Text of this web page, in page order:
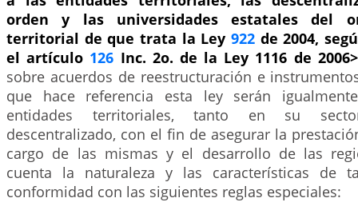
orden y las universidades estatales del
territorial de que trata la Ley 922 de 2004,
el artículo 126 Inc. 2o. de la Ley 1116 de
sobre acuerdos de reestructuración e
que hace referencia esta ley serán
entidades territoriales, tanto en su
descentralizado, con el fin de asegurar la
cargo de las mismas y el desarrollo de las
cuenta la naturaleza y las características de
conformidad con las siguientes reglas especiales: